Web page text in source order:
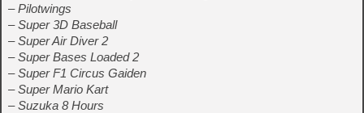
– Pilotwings
– Super 3D Baseball
– Super Air Diver 2
– Super Bases Loaded 2
– Super F1 Circus Gaiden
– Super Mario Kart
– Suzuka 8 Hours